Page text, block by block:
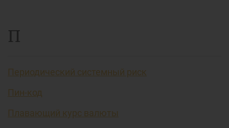
П
Периодический системный риск
Пин-код
Плавающий курс валюты